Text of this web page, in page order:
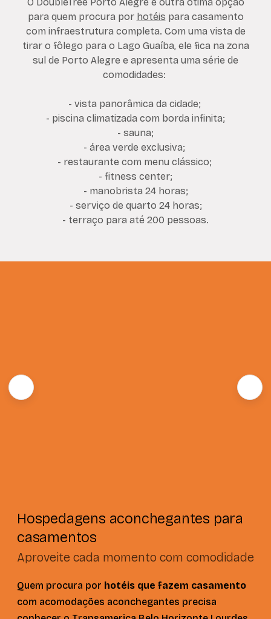
para quem procura por hotéis para casamento
com infraestrutura completa. Com uma vista de
tirar o fôlego para o Lago Guaíba, ele fica na zona
sul de Porto Alegre e apresenta uma série de
comodidades:
- vista panorâmica da cidade;
- piscina climatizada com borda infinita;
- sauna;
- área verde exclusiva;
- restaurante com menu clássico;
- fitness center;
- manobrista 24 horas;
- serviço de quarto 24 horas;
- terraço para até 200 pessoas.
Hospedagens aconchegantes para
casamentos
Aproveite cada momento com comodidade
Quem procura por hotéis que fazem casamento
com acomodações aconchegantes precisa